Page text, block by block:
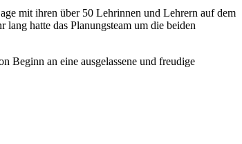
mit ihren über 50 Lehrinnen und Lehrern auf dem
hatte das Planungsteam um die beiden
Beginn an eine ausgelassene und freudige